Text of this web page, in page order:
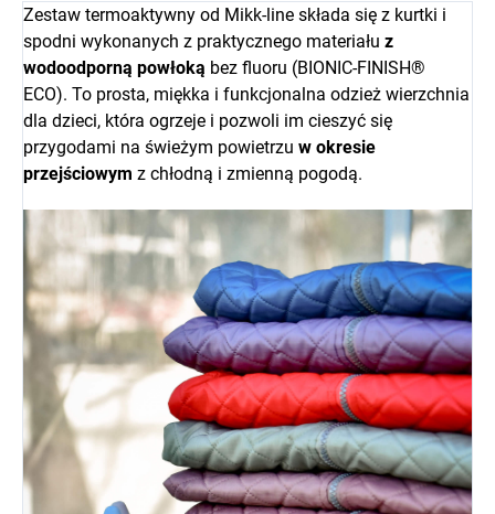
Zestaw termoaktywny od Mikk-line składa się z kurtki i
spodni wykonanych z praktycznego materiału z
wodoodporną powłoką bez fluoru (BIONIC-FINISH®
ECO). To prosta, miękka i funkcjonalna odzież wierzchnia
dla dzieci, która ogrzeje i pozwoli im cieszyć się
przygodami na świeżym powietrzu w okresie
przejściowym z chłodną i zmienną pogodą.